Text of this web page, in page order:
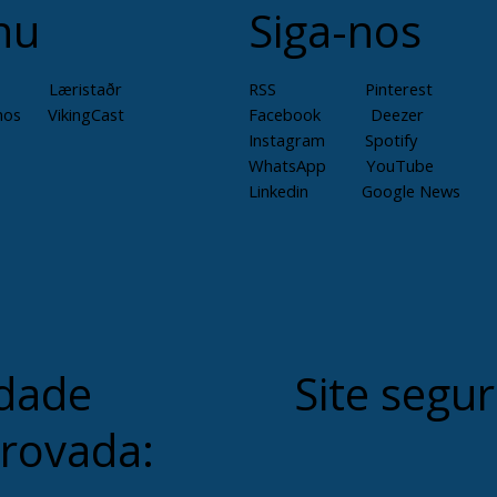
Site
Læristaðr
VikingCast
Siga-nos
RSS
Pinterest
Facebook
Deezer
Instagram
Spotify
WhatsApp
YouTube
Linkedin
Google News